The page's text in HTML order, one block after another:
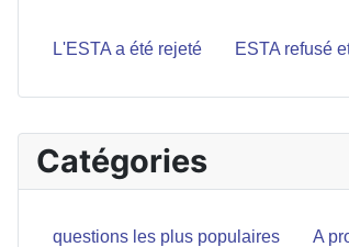
Catégories
questions les plus populaires A
L'ESTA a été rejeté ESTA refusé